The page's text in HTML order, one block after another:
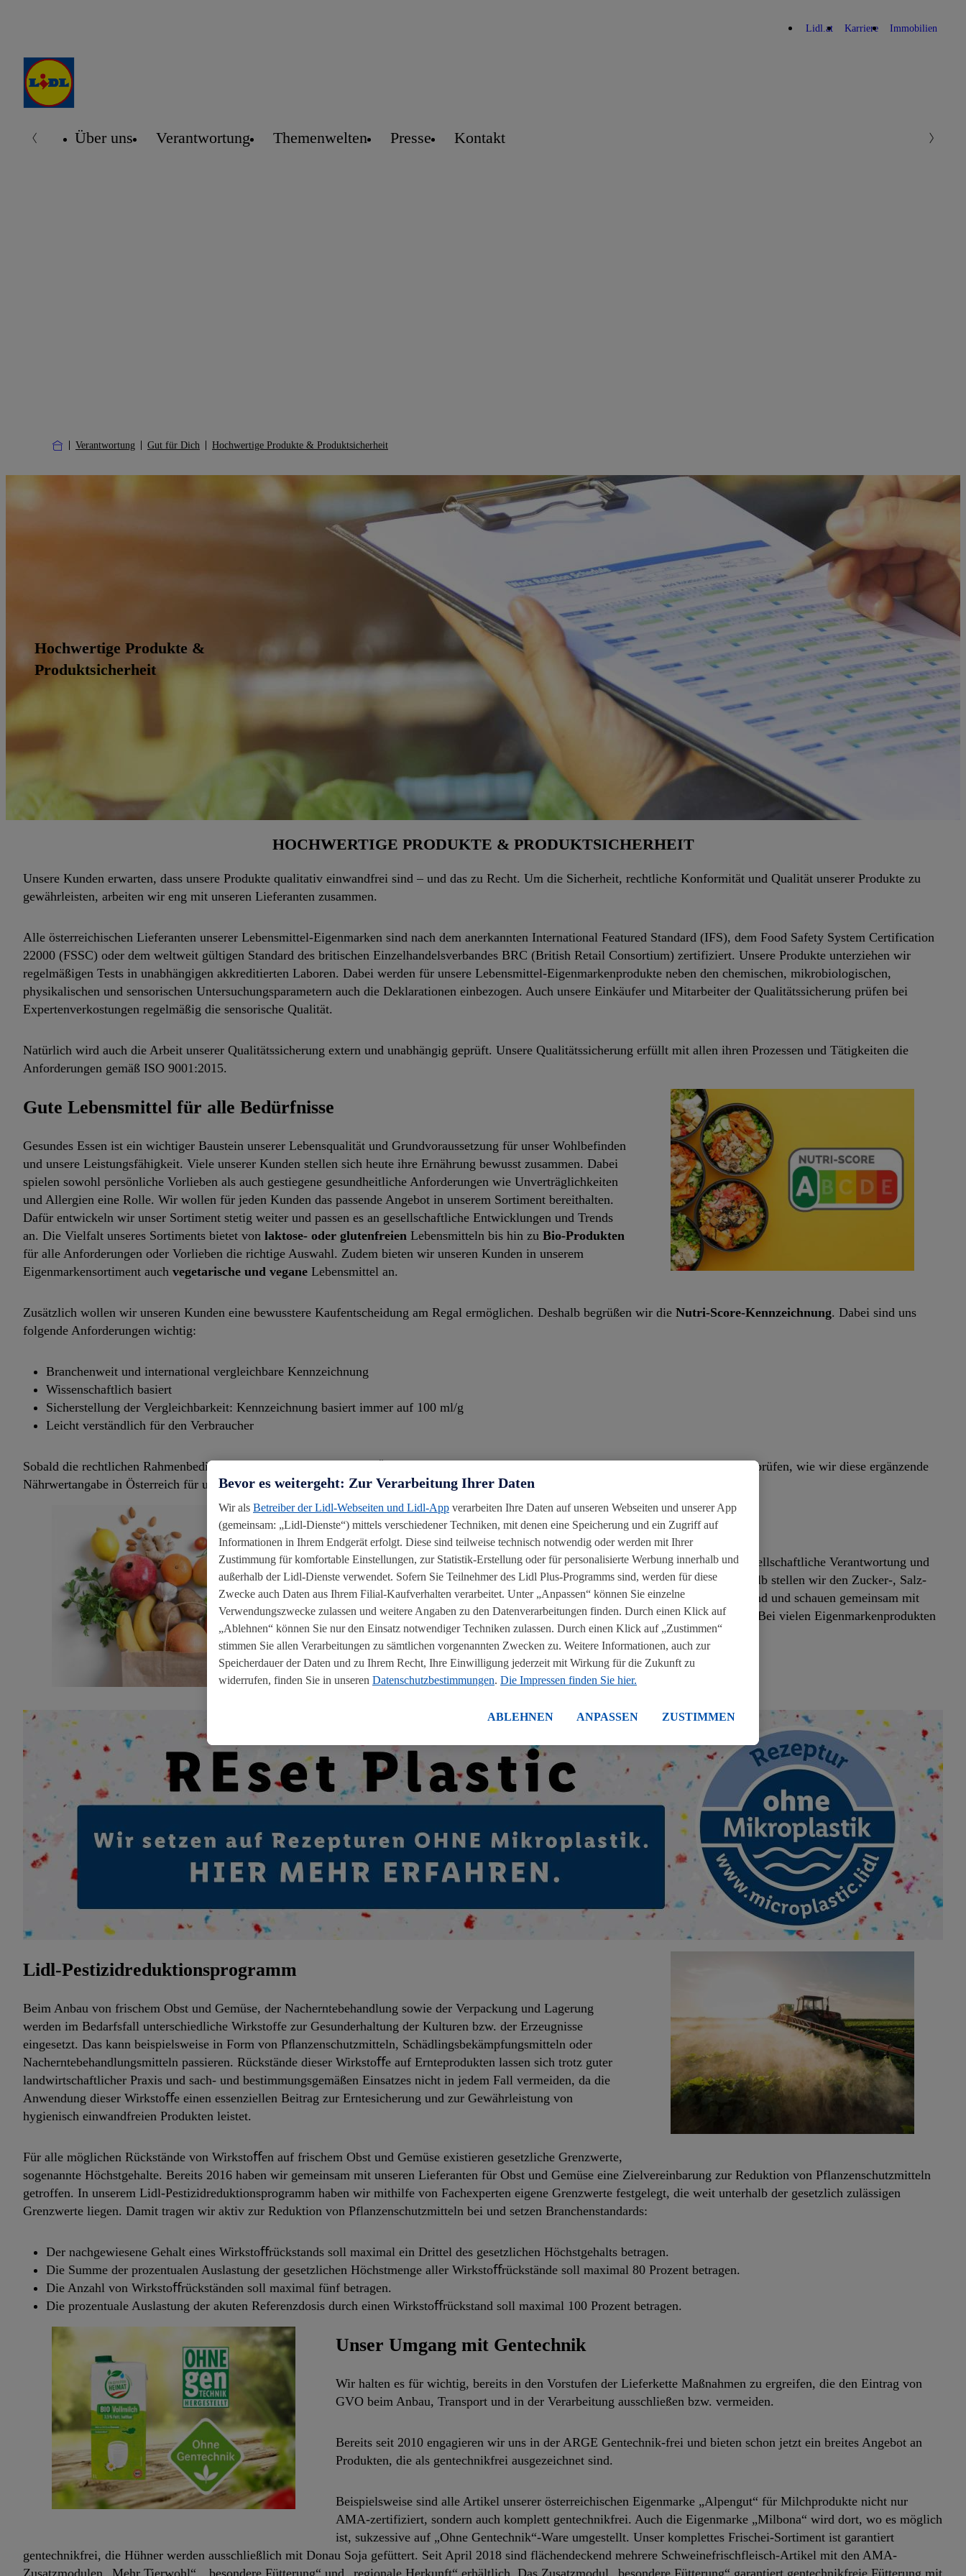
Lidl.at Karriere Immobilien
Über uns Verantwortung Themenwelten Presse Kontakt
Verantwortung Gut für Dich Hochwertige Produkte & Produktsicherheit
Hochwertige Produkte &
Produktsicherheit
HOCHWERTIGE PRODUKTE & PRODUKTSICHERHEIT
Unsere Kunden erwarten, dass unsere Produkte qualitativ einwandfrei sind – und das zu Recht. Um die Sicherheit, rechtliche Konformität und Qualität unserer Produkte zu
gewährleisten, arbeiten wir eng mit unseren Lieferanten zusammen.
Alle österreichischen Lieferanten unserer Lebensmittel-Eigenmarken sind nach dem anerkannten International Featured Standard (IFS), dem Food Safety System Certification
22000 (FSSC) oder dem weltweit gültigen Standard des britischen Einzelhan­delsverbandes BRC (British Retail Consortium) zertifiziert. Unsere Produkte unterziehen wir
regelmäßigen Tests in unabhängigen akkreditierten Laboren. Dabei werden für unsere Lebensmittel-Eigenmarkenprodukte neben den chemischen, mikrobiologischen,
physikalischen und sensorischen Untersuchungsparametern auch die Deklarationen einbezogen. Auch unsere Einkäufer und Mitarbeiter der Qualitätssicherung prüfen bei
Expertenverkostungen regelmäßig die sensorische Qualität.
Natürlich wird auch die Arbeit unserer Qualitätssicherung extern und unabhängig geprüft. Unsere Qualitätssicherung erfüllt mit allen ihren Prozessen und Tätigkeiten die
Anforderungen gemäß ISO 9001:2015.
Gute Lebensmittel für alle Bedürfnisse
Gesundes Essen ist ein wichtiger Baustein unserer Lebensqualität und Grundvoraussetzung für unser Wohlbefinden
und unsere Leistungsfähigkeit. Viele unserer Kunden stellen sich heute ihre Ernährung bewusst zusammen. Dabei
spielen sowohl persönliche Vorlieben als auch gestiegene gesundheitliche Anforderungen wie Unverträglichkeiten
und Allergien eine Rolle. Wir wollen für jeden Kunden das passende Angebot in unserem Sortiment bereithalten.
Dafür entwickeln wir unser Sortiment stetig weiter und passen es an gesellschaftliche Entwicklungen und Trends
an. Die Vielfalt unseres Sortiments bietet von laktose- oder glutenfreien Lebensmitteln bis hin zu Bio-Produkten
für alle Anforderungen oder Vorlieben die richtige Auswahl. Zudem bieten wir unseren Kunden in unserem
Eigenmarkensortiment auch vegetarische und vegane Lebensmittel an.
Zusätzlich wollen wir unseren Kunden eine bewusstere Kaufentscheidung am Regal ermöglichen. Deshalb begrüßen wir die Nutri-Score-Kennzeichnung. Dabei sind uns
folgende Anforderungen wichtig:
Branchenweit und international vergleichbare Kennzeichnung
Wissenschaftlich basiert
Sicherstellung der Vergleichbarkeit: Kennzeichnung basiert immer auf 100 ml/g
Leicht verständlich für den Verbraucher
Sobald die rechtlichen Rahmenbedingungen für eine Einführung in Österreich geklärt sind, werden wir gemeinsam mit unseren Lieferanten prüfen, wie wir diese ergänzende
Nährwertangabe in Österreich für unsere Eigenmarken umsetzen können.
Inhaltsstoffe & Nährwerte
Als einer der größten Lebensmittelhändler in Österreich haben wir auch eine gesellschaftliche Verantwortung und
wollen daher aktiv einen Beitrag für einen bewussteren Lebensstil leisten. Deshalb stellen wir den Zucker-, Salz-
und Fettgehalt in unseren Eigenmarkenlebensmitteln regelmäßig auf den Prüfstand und schauen gemeinsam mit
unseren Lieferanten, ob es Möglichkeiten für Anpassungen der Rezepturen gibt. Bei vielen Eigenmarkenprodukten
ist uns das schon gelungen.
Lidl-Pestizidreduktionsprogramm
Beim Anbau von frischem Obst und Gemüse, der Nacherntebehandlung sowie der Verpackung und Lagerung
werden im Bedarfsfall unterschiedliche Wirkstoffe zur Gesunderhaltung der Kulturen bzw. der Erzeugnisse
eingesetzt. Das kann beispielsweise in Form von Pﬂanzenschutzmitteln, Schädlingsbekämpfungsmitteln oder
Nacherntebehandlungsmitteln passieren. Rückstände dieser Wirkstoﬀe auf Ernteprodukten lassen sich trotz guter
landwirtschaftlicher Praxis und sach- und bestimmungsgemäßen Einsatzes nicht in jedem Fall vermeiden, da die
Anwendung dieser Wirkstoﬀe einen essenziellen Beitrag zur Erntesicherung und zur Gewährleistung von
hygienisch einwandfreien Produkten leistet.
Für alle möglichen Rückstände von Wirkstoﬀen auf frischem Obst und Gemüse existieren gesetzliche Grenzwerte,
sogenannte Höchstgehalte. Bereits 2016 haben wir gemeinsam mit unseren Lieferanten für Obst und Gemüse eine Zielvereinbarung zur Reduktion von Pflanzenschutzmitteln
getroffen. In unserem Lidl-Pestizidreduktionsprogramm haben wir mithilfe von Fachexperten eigene Grenzwerte festgelegt, die weit unterhalb der gesetzlich zulässigen
Grenzwerte liegen. Damit tragen wir aktiv zur Reduktion von Pflanzenschutzmitteln bei und setzen Branchenstandards:
Der nachgewiesene Gehalt eines Wirkstoﬀrückstands soll maximal ein Drittel des gesetzlichen Höchstgehalts betragen.
Die Summe der prozentualen Auslastung der gesetzlichen Höchstmenge aller Wirkstoﬀrückstände soll maximal 80 Prozent betragen.
Die Anzahl von Wirkstoﬀrückständen soll maximal fünf betragen.
Die prozentuale Auslastung der akuten Referenzdosis durch einen Wirkstoﬀrückstand soll maximal 100 Prozent betragen.
Unser Umgang mit Gentechnik
Wir halten es für wichtig, bereits in den Vorstufen der Lieferkette Maßnahmen zu ergreifen, die den Eintrag von
GVO beim Anbau, Transport und in der Verarbeitung ausschließen bzw. vermeiden.
Bereits seit 2010 engagieren wir uns in der ARGE Gentechnik-frei und bieten schon jetzt ein breites Angebot an
Produkten, die als gentechnikfrei ausgezeichnet sind.
Beispielsweise sind alle Artikel unserer österreichischen Eigenmarke „Alpengut“ für Milchprodukte nicht nur
AMA-zertifiziert, sondern auch komplett gentechnikfrei. Auch die Eigenmarke „Milbona“ wird dort, wo es möglich
ist, sukzessive auf „Ohne Gentechnik“-Ware umgestellt. Unser komplettes Frischei-Sortiment ist garantiert
gentechnikfrei, die Hühner werden ausschließlich mit Donau Soja gefüttert. Seit April 2018 sind flächendeckend mehrere Schweinefrischfleisch-Artikel mit den AMA-
Bevor es weitergeht: Zur Verarbeitung Ihrer Daten
Wir als Betreiber der Lidl-Webseiten und Lidl-App verarbeiten Ihre Daten auf unseren Webseiten und unserer App
(gemeinsam: „Lidl-Dienste“) mittels verschiedener Techniken, mit denen eine Speicherung und ein Zugriff auf
Informationen in Ihrem Endgerät erfolgt. Diese sind teilweise technisch notwendig oder werden mit Ihrer
Zustimmung für komfortable Einstellungen, zur Statistik-Erstellung oder für personalisierte Werbung innerhalb und
außerhalb der Lidl-Dienste verwendet. Sofern Sie Teilnehmer des Lidl Plus-Programms sind, werden für diese
Zwecke auch Daten aus Ihrem Filial-Kaufverhalten verarbeitet. Unter „Anpassen“ können Sie einzelne
Verwendungszwecke zulassen und weitere Angaben zu den Datenverarbeitungen finden. Durch einen Klick auf
„Ablehnen“ können Sie nur den Einsatz notwendiger Techniken zulassen. Durch einen Klick auf „Zustimmen“
stimmen Sie allen Verarbeitungen zu sämtlichen vorgenannten Zwecken zu. Weitere Informationen, auch zur
Speicherdauer der Daten und zu Ihrem Recht, Ihre Einwilligung jederzeit mit Wirkung für die Zukunft zu
widerrufen, finden Sie in unseren Datenschutzbestimmungen. Die Impressen finden Sie hier.
ABLEHNEN ANPASSEN ZUSTIMMEN